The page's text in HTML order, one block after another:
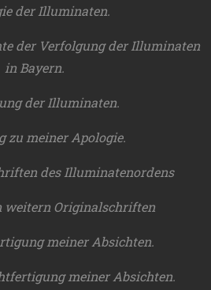
der Illuminaten.
der Verfolgung der Illuminaten
in Bayern.
der Illuminaten.
zu meiner Apologie.
des Illuminatenordens
weitern Originalschriften
meiner Absichten.
meiner Absichten.